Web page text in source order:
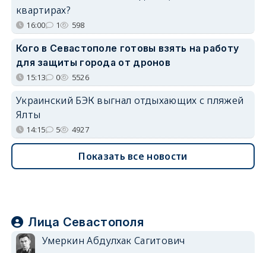
квартирах?
16:00 1 598
Кого в Севастополе готовы взять на работу
для защиты города от дронов
15:13 0 5526
Украинский БЭК выгнал отдыхающих с пляжей
Ялты
14:15 5 4927
Показать все новости
Лица Севастополя
Умеркин Абдулхак Сагитович